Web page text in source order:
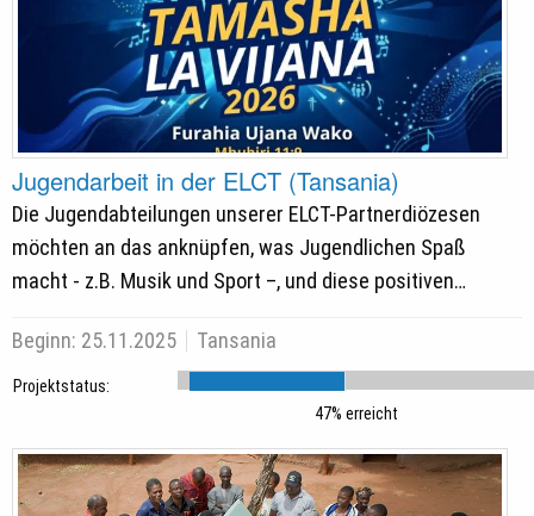
Jugendarbeit in der ELCT (Tansania)
Die Jugendabteilungen unserer ELCT-Partnerdiözesen
möchten an das anknüpfen, was Jugendlichen Spaß
macht - z.B. Musik und Sport –, und diese positiven…
Beginn: 25.11.2025 Tansania
Projektstatus:
47% erreicht